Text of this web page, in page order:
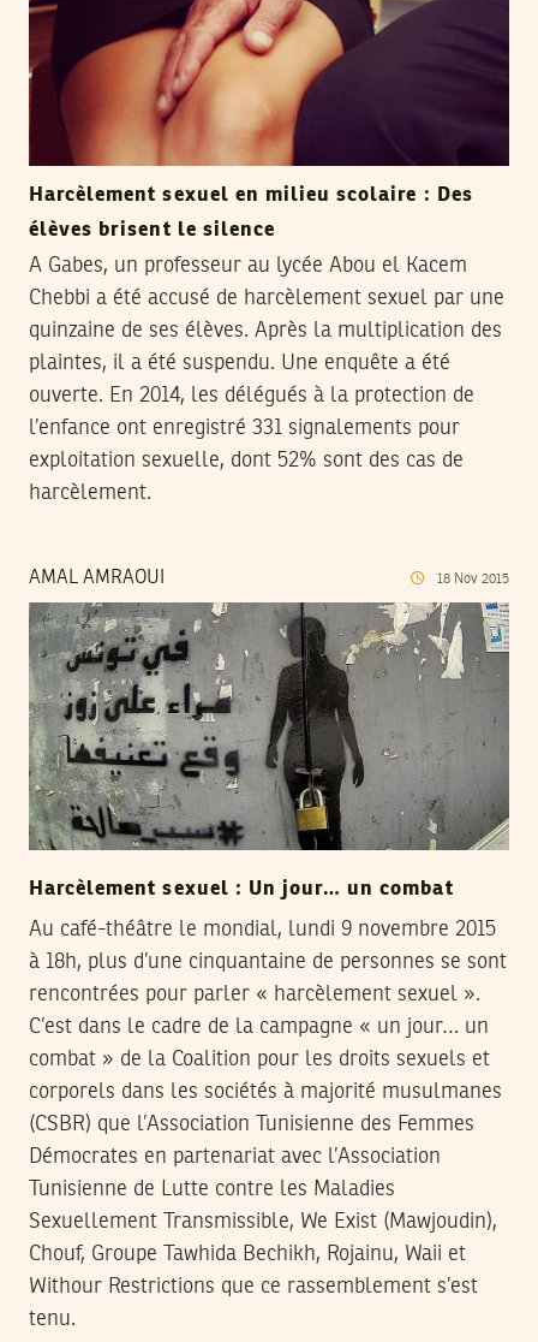
Harcèlement sexuel en milieu scolaire : Des
élèves brisent le silence
A Gabes, un professeur au lycée Abou el Kacem
Chebbi a été accusé de harcèlement sexuel par une
quinzaine de ses élèves. Après la multiplication des
plaintes, il a été suspendu. Une enquête a été
ouverte. En 2014, les délégués à la protection de
l’enfance ont enregistré 331 signalements pour
exploitation sexuelle, dont 52% sont des cas de
harcèlement.
AMAL AMRAOUI 18 Nov 2015
Harcèlement sexuel : Un jour… un combat
Au café-théâtre le mondial, lundi 9 novembre 2015
à 18h, plus d’une cinquantaine de personnes se sont
rencontrées pour parler « harcèlement sexuel ».
C’est dans le cadre de la campagne « un jour… un
combat » de la Coalition pour les droits sexuels et
corporels dans les sociétés à majorité musulmanes
(CSBR) que l’Association Tunisienne des Femmes
Démocrates en partenariat avec l’Association
Tunisienne de Lutte contre les Maladies
Sexuellement Transmissible, We Exist (Mawjoudin),
Chouf, Groupe Tawhida Bechikh, Rojainu, Waii et
Withour Restrictions que ce rassemblement s’est
tenu.